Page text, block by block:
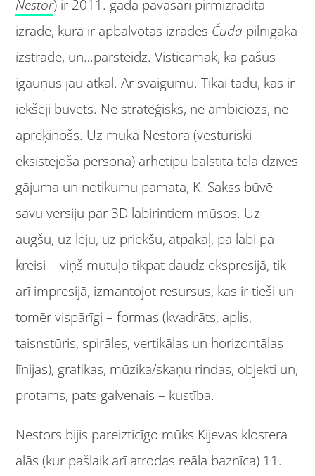
Nestor) ir 2011. gada pavasarī pirmizrādīta
izrāde, kura ir apbalvotās izrādes Čuda pilnīgāka
izstrāde, un…pārsteidz. Visticamāk, ka pašus
igauņus jau atkal. Ar svaigumu. Tikai tādu, kas ir
iekšēji būvēts. Ne stratēģisks, ne ambiciozs, ne
aprēķinošs. Uz mūka Nestora (vēsturiski
eksistējoša persona) arhetipu balstīta tēla dzīves
gājuma un notikumu pamata, K. Sakss būvē
savu versiju par 3D labirintiem mūsos. Uz
augšu, uz leju, uz priekšu, atpakaļ, pa labi pa
kreisi – viņš mutuļo tikpat daudz ekspresijā, tik
arī impresijā, izmantojot resursus, kas ir tieši un
tomēr vispārīgi – formas (kvadrāts, aplis,
taisnstūris, spirāles, vertikālas un horizontālas
līnijas), grafikas, mūzika/skaņu rindas, objekti un,
protams, pats galvenais – kustība.
Nestors bijis pareizticīgo mūks Kijevas klostera
alās (kur pašlaik arī atrodas reāla baznīca) 11.